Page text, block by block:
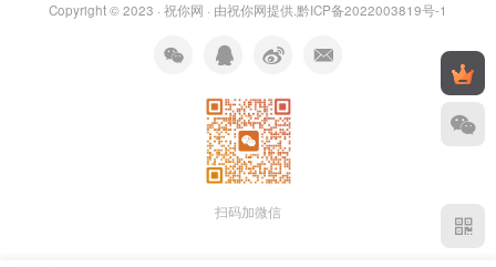
Copyright © 2023 · 祝你网 · 由祝你网提供.黔ICP备2022003819号-1
扫码加微信